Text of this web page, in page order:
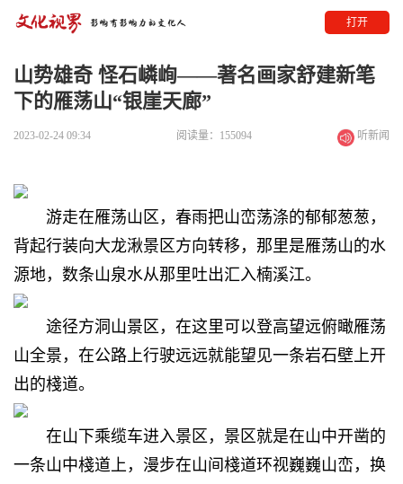
打开
山势雄奇 怪石嶙峋——著名画家舒建新笔
下的雁荡山“银崖天廊”
2023-02-24 09:34 阅读量：155094 听新闻
游走在雁荡山区，春雨把山峦荡涤的郁郁葱葱，
背起行装向大龙湫景区方向转移，那里是雁荡山的水
源地，数条山泉水从那里吐出汇入楠溪江。
途径方洞山景区，在这里可以登高望远俯瞰雁荡
山全景，在公路上行驶远远就能望见一条岩石壁上开
出的棧道。
在山下乘缆车进入景区，景区就是在山中开凿的
一条山中棧道上，漫步在山间棧道环视巍巍山峦，换